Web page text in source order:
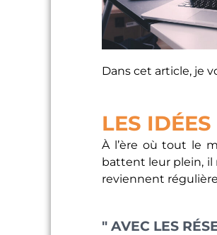
Dans cet article, je
LES
À l’ère où tout le
battent leur plein, il
reviennent
" AVEC LES